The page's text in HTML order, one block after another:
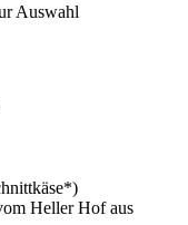
Auswahl
Heller Hof aus